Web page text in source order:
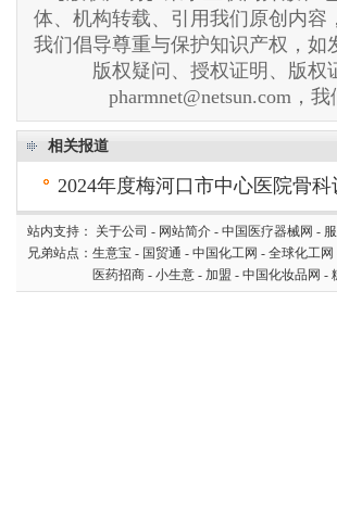
体、机构转载、引用我们原创内
我们倡导尊重与保护知识产权，
版权疑问、授权证明、版权
pharmnet@netsun.com，
相关报道
2024年度梅河口市中心医院骨
站内支持： 关于公司 - 网站简介 - 中国医疗器械网 -
兄弟站点： 生意宝 - 国贸通 - 中国化工网 - 全球化工网
医药招商 - 小生意 - 加盟 - 中国化妆品网 -